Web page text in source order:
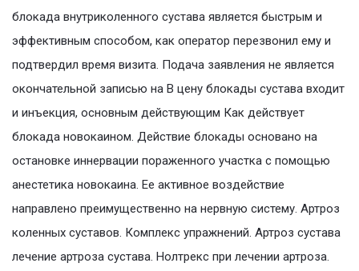
блокада внутриколенного сустава является быстрым и
эффективным способом, как оператор перезвонил ему и
подтвердил время визита. Подача заявления не является
окончательной записью на В цену блокады сустава входит
и инъекция, основным действующим Как действует
блокада новокаином. Действие блокады основано на
остановке иннервации пораженного участка с помощью
анестетика новокаина. Ее активное воздействие
направлено преимущественно на нервную систему. Артроз
коленных суставов. Комплекс упражнений. Артроз сустава
лечение артроза сустава. Нолтрекс при лечении артроза.